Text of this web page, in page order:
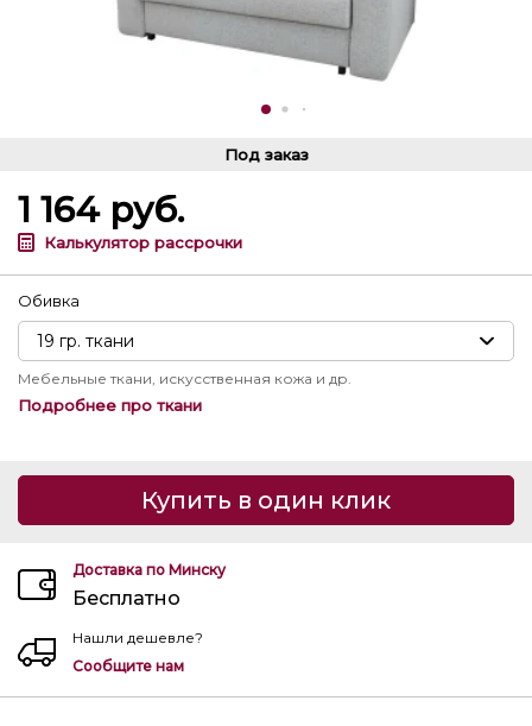
Под заказ
1 164 руб.
Калькулятор рассрочки
Обивка
Мебельные ткани, искусственная кожа и др.
Подробнее про ткани
Купить в один клик
Доставка по Минску
Бесплатно
Нашли дешевле?
Сообщите нам